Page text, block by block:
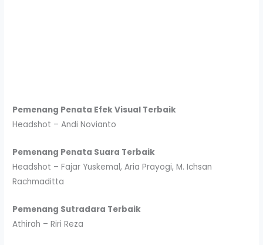
Pemenang Penata Efek Visual Terbaik
Headshot – Andi Novianto
Pemenang Penata Suara Terbaik
Headshot – Fajar Yuskemal, Aria Prayogi, M. Ichsan
Rachmaditta
Pemenang Sutradara Terbaik
Athirah – Riri Reza